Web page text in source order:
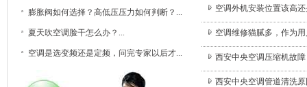
膨胀阀如何选择？高低压压力如何判断？...
夏天吹空调脸干怎么办？...
空调是选变频还是定频，问完专家以后才...
空调外机安装位置该高
空调维修猫腻多，作为
西安中央空调压缩机故障
西安中央空调管道清洗